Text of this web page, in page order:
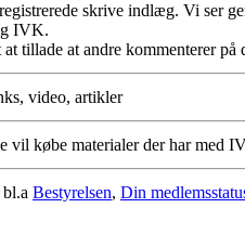
skrive indlæg. Vi ser
IVK.
tillade at andre kommenterer
video, artikler
vil købe materialer der har med
Bestyrelsen, Din